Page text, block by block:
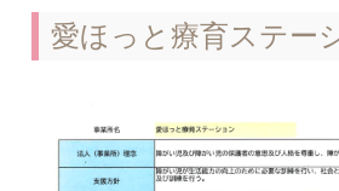
愛ほっと療育ステ